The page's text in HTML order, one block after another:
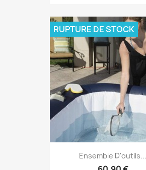
Ensemble D'outils...
RUPTURE DE STOCK